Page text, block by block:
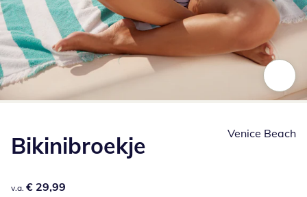
Bikinibroekje
€ 29,99
v.a. € 29,99
Venice Beach